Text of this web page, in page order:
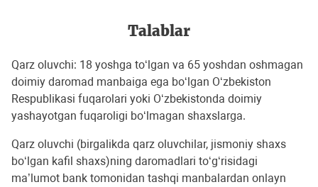
Talablar
Qarz oluvchi: 18 yoshga toʻlgan va 65 yoshdan oshmagan
doimiy daromad manbaiga ega bo‘lgan O‘zbekiston
Respublikasi fuqarolari yoki O‘zbekistonda doimiy
yashayotgan fuqaroligi bo‘lmagan shaxslarga.
Qarz oluvchi (birgalikda qarz oluvchilar, jismoniy shaxs
boʻlgan kafil shaxs)ning daromadlari toʻgʻrisidagi
ma’lumot bank tomonidan tashqi manbalardan onlayn